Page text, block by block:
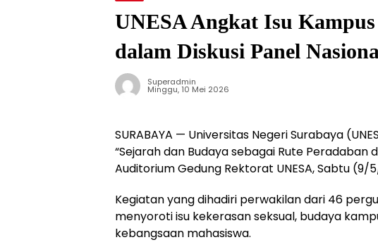
UNESA Angkat Isu
dalam Diskusi Panel
Superadmin
Minggu, 10 Mei 2026
SURABAYA — Universitas Negeri Surabaya
“Sejarah dan Budaya sebagai Rute Peradaban
Auditorium Gedung Rektorat UNESA, Sabtu (9/
Kegiatan yang dihadiri perwakilan dari 46
menyoroti isu kekerasan seksual, budaya
kebangsaan mahasiswa.